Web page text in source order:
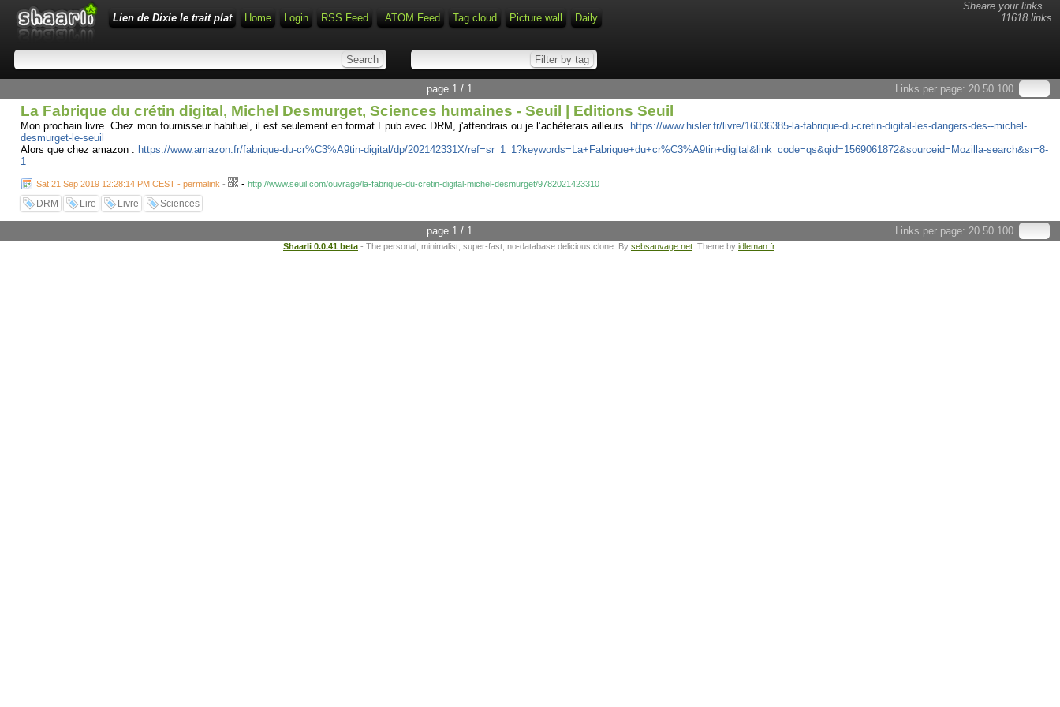
Shaare your links...
11618 links
Lien de Dixie le trait plat Home Login RSS Feed ATOM Feed Tag cloud Picture wall Daily
Links per page: 20 50 100
page 1 / 1
La Fabrique du crétin digital, Michel Desmurget, Sciences humaines - Seuil | Editions Seuil
Mon prochain livre. Chez mon fournisseur habituel, il est seulement en format Epub avec DRM, j'attendrais ou je l’achèterais ailleurs. https://www.hisler.fr/livre/16036385-la-fabrique-du-cretin-digital-les-dangers-des--michel-
desmurget-le-seuil
Alors que chez amazon : https://www.amazon.fr/fabrique-du-cr%C3%A9tin-digital/dp/202142331X/ref=sr_1_1?keywords=La+Fabrique+du+cr%C3%A9tin+digital&link_code=qs&qid=1569061872&sourceid=Mozilla-search&sr=8-
1
Sat 21 Sep 2019 12:28:14 PM CEST - permalink - - http://www.seuil.com/ouvrage/la-fabrique-du-cretin-digital-michel-desmurget/9782021423310
DRM Lire Livre Sciences
Links per page: 20 50 100
page 1 / 1
Shaarli 0.0.41 beta - The personal, minimalist, super-fast, no-database delicious clone. By sebsauvage.net . Theme by idleman.fr.